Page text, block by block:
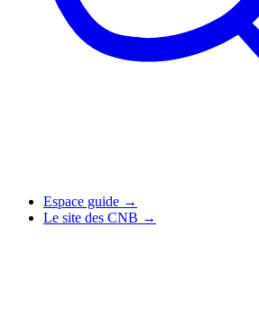
Espace guide →
Le site des CNB →